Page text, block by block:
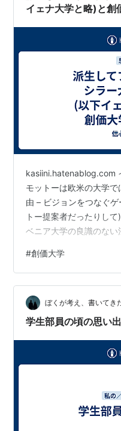
イェナ大学と略)と創
kasiini.hatenablog.com
モットーは欧米の大学
由 – ビジョンをつなぐ
トー提案者だったりし
ベニア大学の良識のない
設の揺籃たれ」 「人類
塞）たれ」と思いつつ
かも「好き」という感
完成度順になっているの
くと、あなたの価値軸（
#創価大学
ぼくが考え、書いてき
学生部員の頃の思い出